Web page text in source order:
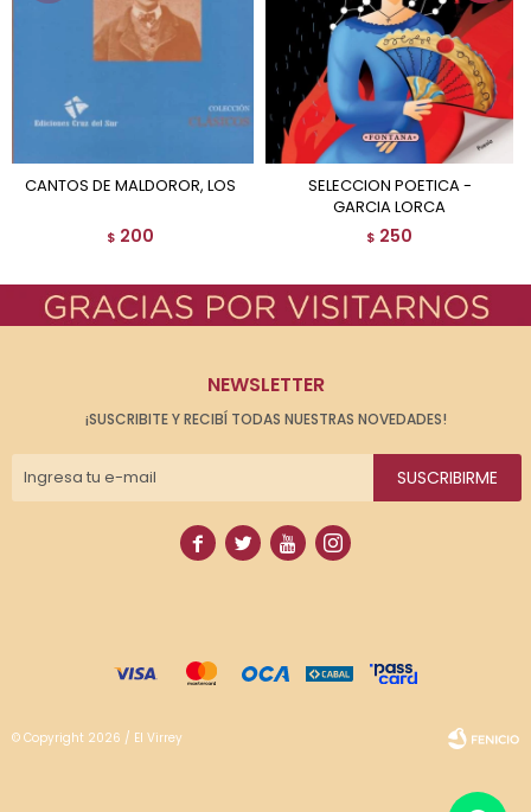
CANTOS DE MALDOROR, LOS
$ 200
SELECCION POETICA -
GARCIA LORCA
$ 250
NEWSLETTER
¡SUSCRIBITE Y RECIBÍ TODAS NUESTRAS NOVEDADES!
SUSCRIBIRME
   
© Copyright 2026 / El Virrey